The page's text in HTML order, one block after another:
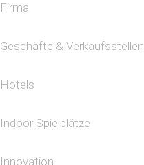
Firma
Geschäfte & Verkaufsstellen
Hotels
Indoor Spielplätze
Innovation